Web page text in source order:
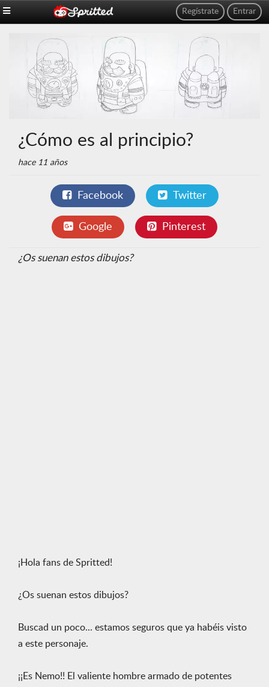
Entrar
Regístrate
¿Cómo es al principio?
hace 11 años
Facebook Twitter
Google Pinterest
¿Os suenan estos dibujos?
¡Hola fans de Spritted!
¿Os suenan estos dibujos?
Buscad un poco... estamos seguros que ya habéis visto
a este personaje.
¡¡Es Nemo!! El valiente hombre armado de potentes